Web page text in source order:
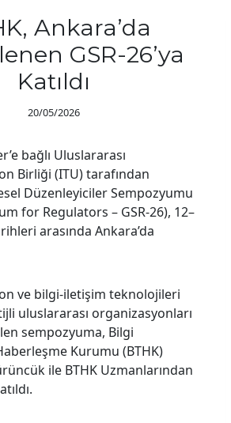
Ankara’da
GSR-26’ya
Katıldı
20/05/2026
bağlı Uluslararası
Birliği (ITU) tarafından
Düzenleyiciler Sempozyumu
for Regulators – GSR-26), 12–
arasında Ankara’da
ve bilgi-iletişim teknolojileri
uluslararası organizasyonları
sempozyuma, Bilgi
Kurumu (BTHK)
ile BTHK Uzmanlarından